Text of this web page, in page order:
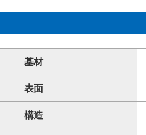
基材
表面
構造